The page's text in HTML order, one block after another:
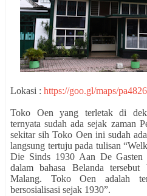
Lokasi : https://goo.gl/maps/
Toko Oen yang terletak di
ternyata sudah ada sejak zaman
sekitar sih Toko Oen ini sudah
langsung tertuju pada tulisan
Die Sinds 1930 Aan De Gasten
dalam bahasa Belanda
Malang. Toko Oen adalah
bersosialisasi sejak 1930”.